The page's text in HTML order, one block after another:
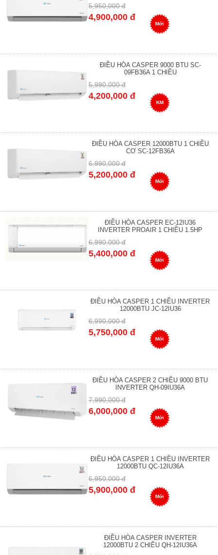
5,950,000 đ
4,900,000 đ
Mới
ĐIỀU HÒA CASPER 9000 BTU SC-
09FB36A 1 CHIỀU
5,990,000 đ
4,200,000 đ
KM
ĐIỀU HÒA CASPER 12000BTU 1 CHIỀU
CƠ SC-12FB36A
6,990,000 đ
5,200,000 đ
Mới
ĐIỀU HÒA CASPER EC-12IU36
INVERTER PROAIR 1 CHIỀU 1.5HP
6,990,000 đ
5,400,000 đ
Mới
ĐIỀU HÒA CASPER 1 CHIỀU INVERTER
12000BTU JC-12IU36
6,990,000 đ
5,750,000 đ
Mới
ĐIỀU HÒA CASPER 2 CHIỀU 9000 BTU
INVERTER QH-09IU36A
7,990,000 đ
6,000,000 đ
Mới
ĐIỀU HÒA CASPER 1 CHIỀU INVERTER
12000BTU QC-12IU36A
6,950,000 đ
5,900,000 đ
Mới
ĐIỀU HÒA CASPER INVERTER
12000BTU 2 CHIỀU QH-12IU36A